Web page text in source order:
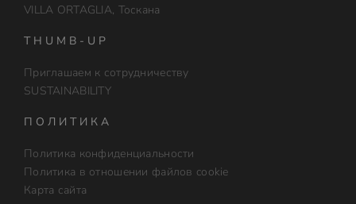
VILLA ORTAGLIA, Тоскана
THUMB-UP
Приглашаем к сотрудничеству
SUSTAINABILITY
ПОЛИТИКА
Политика конфиденциальности
Политика в отношении файлов cookie
Карта сайта